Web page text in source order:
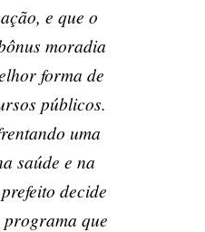
e que o
moradia
forma de
públicos.
uma
saúde e na
decide
que